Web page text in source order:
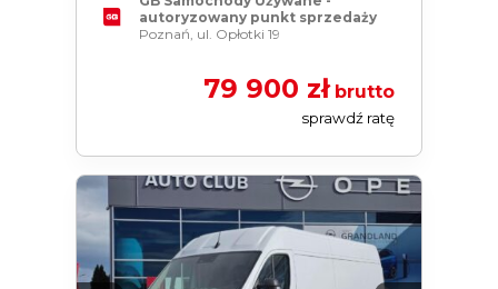
autoryzowany punkt sprzedaży
Poznań, ul. Opłotki 19
79 900 złbrutto
sprawdź ratę